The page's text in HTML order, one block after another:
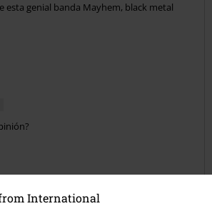
International
esta genial banda Mayhem, black metal
Comentario